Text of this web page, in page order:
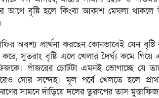
আগে বৃষ্টি হলে কিংবা আকাশ মেঘলা থাকলে
অবশ্য প্রার্থনা করছেন কোনভাবেই যেন
করে, সুতরাং বৃষ্টি এলে খেলার দৈর্ঘ্য কমে
পাঁজরের চোটটা এমনই ভোগাচ্ছে যে
ঘোর সন্দেহ। মূল পর্বে খেলতে হলে
সামনে দাঁড়িয়ে দলের তুরুপের তাস